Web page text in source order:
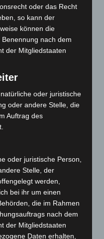
oder das Recht
so kann der
können die
nach dem
der Mitgliedstaaten
oder juristische
oder andere Stelle, die
Auftrag des
oder juristische Person,
Stelle, der
werden,
bei ihr um einen
die im Rahmen
nach dem
der Mitgliedstaaten
Daten erhalten,